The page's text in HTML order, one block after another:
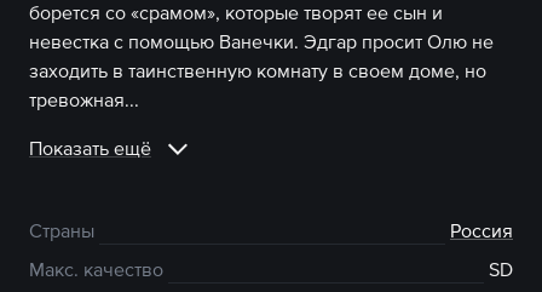
борется со «срамом», которые творят ее сын и
невестка с помощью Ванечки. Эдгар просит Олю не
заходить в таинственную комнату в своем доме, но
тревожная...
Показать ещё
Страны
Россия
Макс. качество
SD